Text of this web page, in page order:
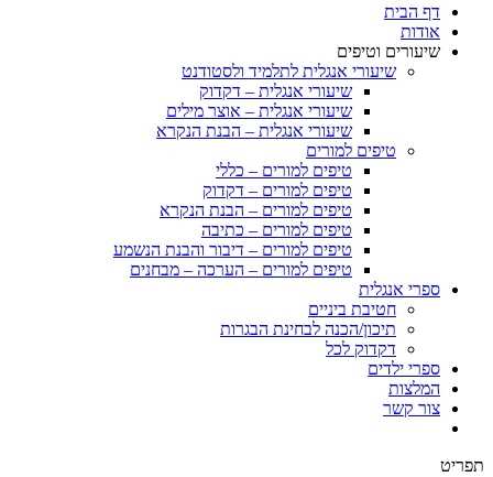
דף הבית
אודות
שיעורים וטיפים
שיעורי אנגלית לתלמיד ולסטודנט
שיעורי אנגלית – דקדוק
שיעורי אנגלית – אוצר מילים
שיעורי אנגלית – הבנת הנקרא
טיפים למורים
טיפים למורים – כללי
טיפים למורים – דקדוק
טיפים למורים – הבנת הנקרא
טיפים למורים – כתיבה
טיפים למורים – דיבור והבנת הנשמע
טיפים למורים – הערכה – מבחנים
ספרי אנגלית
חטיבת ביניים
תיכון/הכנה לבחינת הבגרות
דקדוק לכל
ספרי ילדים
המלצות
צור קשר
תפריט